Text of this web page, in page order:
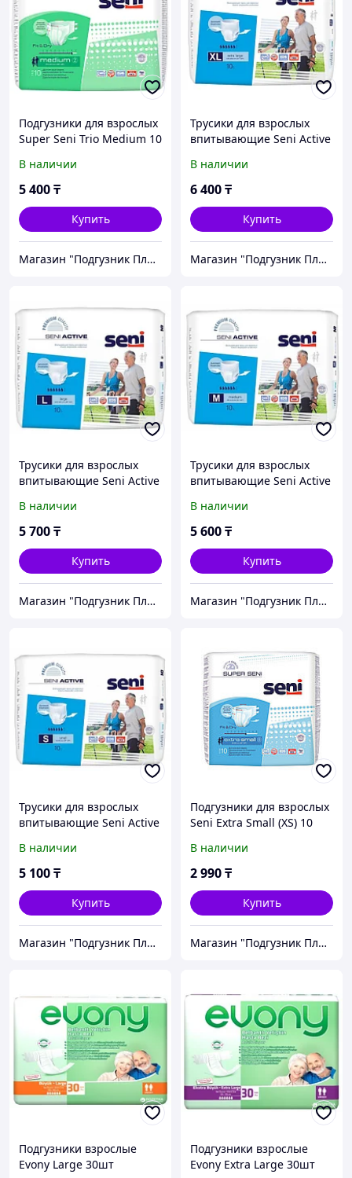
Подгузники для взрослых
Super Seni Trio Medium 10
В наличии
5 400₸
Купить
Магазин "Подгузник Плюс"
Трусики для взрослых
впитывающие Seni Active
В наличии
6 400₸
Купить
Магазин "Подгузник Плюс"
Трусики для взрослых
впитывающие Seni Active
В наличии
5 700₸
Купить
Магазин "Подгузник Плюс"
Трусики для взрослых
впитывающие Seni Active
В наличии
5 600₸
Купить
Магазин "Подгузник Плюс"
Трусики для взрослых
впитывающие Seni Active
В наличии
5 100₸
Купить
Магазин "Подгузник Плюс"
Подгузники для взрослых
Seni Extra Small (XS) 10
В наличии
2 990₸
Купить
Магазин "Подгузник Плюс"
Подгузники взрослые
Evony Large 30шт
Подгузники взрослые
Evony Extra Large 30шт